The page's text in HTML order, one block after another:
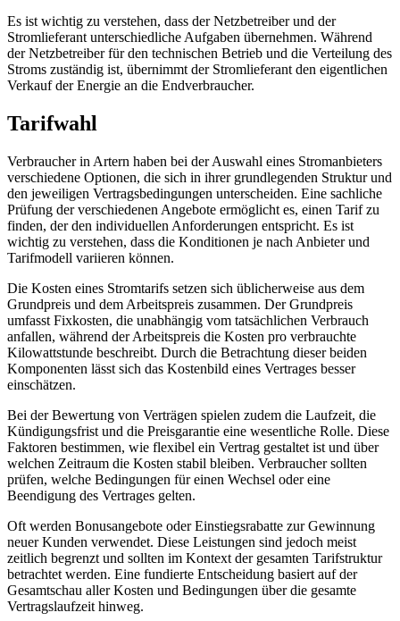
Es ist wichtig zu verstehen, dass der Netzbetreiber und der
Stromlieferant unterschiedliche Aufgaben übernehmen. Während
der Netzbetreiber für den technischen Betrieb und die Verteilung des
Stroms zuständig ist, übernimmt der Stromlieferant den eigentlichen
Verkauf der Energie an die Endverbraucher.
Tarifwahl
Verbraucher in Artern haben bei der Auswahl eines Stromanbieters
verschiedene Optionen, die sich in ihrer grundlegenden Struktur und
den jeweiligen Vertragsbedingungen unterscheiden. Eine sachliche
Prüfung der verschiedenen Angebote ermöglicht es, einen Tarif zu
finden, der den individuellen Anforderungen entspricht. Es ist
wichtig zu verstehen, dass die Konditionen je nach Anbieter und
Tarifmodell variieren können.
Die Kosten eines Stromtarifs setzen sich üblicherweise aus dem
Grundpreis und dem Arbeitspreis zusammen. Der Grundpreis
umfasst Fixkosten, die unabhängig vom tatsächlichen Verbrauch
anfallen, während der Arbeitspreis die Kosten pro verbrauchte
Kilowattstunde beschreibt. Durch die Betrachtung dieser beiden
Komponenten lässt sich das Kostenbild eines Vertrages besser
einschätzen.
Bei der Bewertung von Verträgen spielen zudem die Laufzeit, die
Kündigungsfrist und die Preisgarantie eine wesentliche Rolle. Diese
Faktoren bestimmen, wie flexibel ein Vertrag gestaltet ist und über
welchen Zeitraum die Kosten stabil bleiben. Verbraucher sollten
prüfen, welche Bedingungen für einen Wechsel oder eine
Beendigung des Vertrages gelten.
Oft werden Bonusangebote oder Einstiegsrabatte zur Gewinnung
neuer Kunden verwendet. Diese Leistungen sind jedoch meist
zeitlich begrenzt und sollten im Kontext der gesamten Tarifstruktur
betrachtet werden. Eine fundierte Entscheidung basiert auf der
Gesamtschau aller Kosten und Bedingungen über die gesamte
Vertragslaufzeit hinweg.